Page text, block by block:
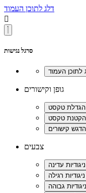
דלג לתוכן העמוד

סרגל נגישות
גופן וקישורים
צבעים